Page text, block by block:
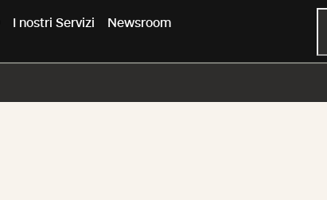
I nostri Servizi Newsroom